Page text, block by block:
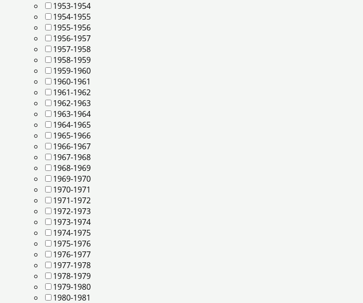
1953-1954
1954-1955
1955-1956
1956-1957
1957-1958
1958-1959
1959-1960
1960-1961
1961-1962
1962-1963
1963-1964
1964-1965
1965-1966
1966-1967
1967-1968
1968-1969
1969-1970
1970-1971
1971-1972
1972-1973
1973-1974
1974-1975
1975-1976
1976-1977
1977-1978
1978-1979
1979-1980
1980-1981